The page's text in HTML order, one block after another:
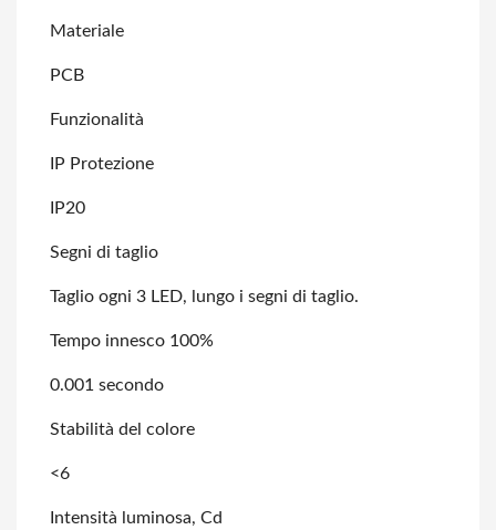
Materiale
PCB
Funzionalità
IP Protezione
IP20
Segni di taglio
Taglio ogni 3 LED, lungo i segni di taglio.
Tempo innesco 100%
0.001 secondo
Stabilità del colore
<6
Intensità luminosa, Cd